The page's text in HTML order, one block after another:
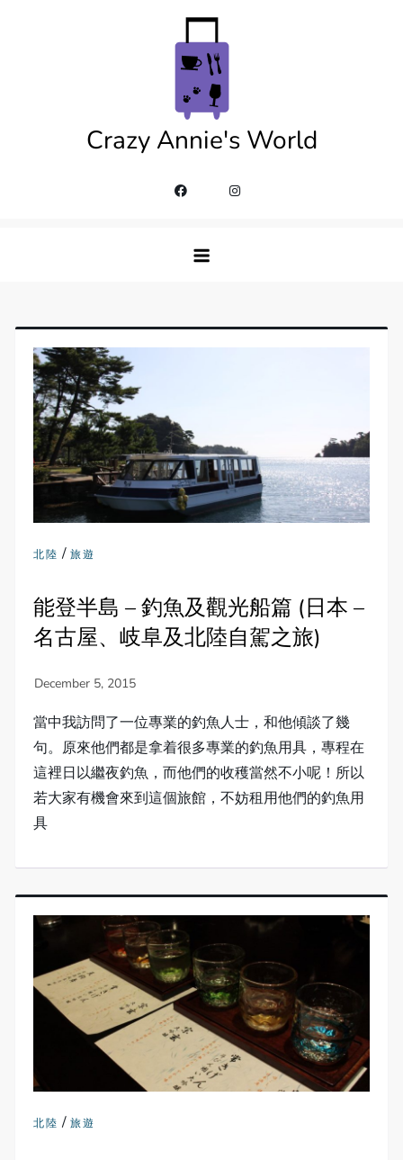
Crazy Annie's World
北陸 /旅遊
能登半島 – 釣魚及觀光船篇 (日本 –
名古屋、岐阜及北陸自駕之旅)
當中我訪問了一位專業的釣魚人士，和他傾談了幾
句。原來他們都是拿着很多專業的釣魚用具，專程在
這裡日以繼夜釣魚，而他們的收穫當然不小呢！所以
若大家有機會來到這個旅館，不妨租用他們的釣魚用
具
北陸 /旅遊